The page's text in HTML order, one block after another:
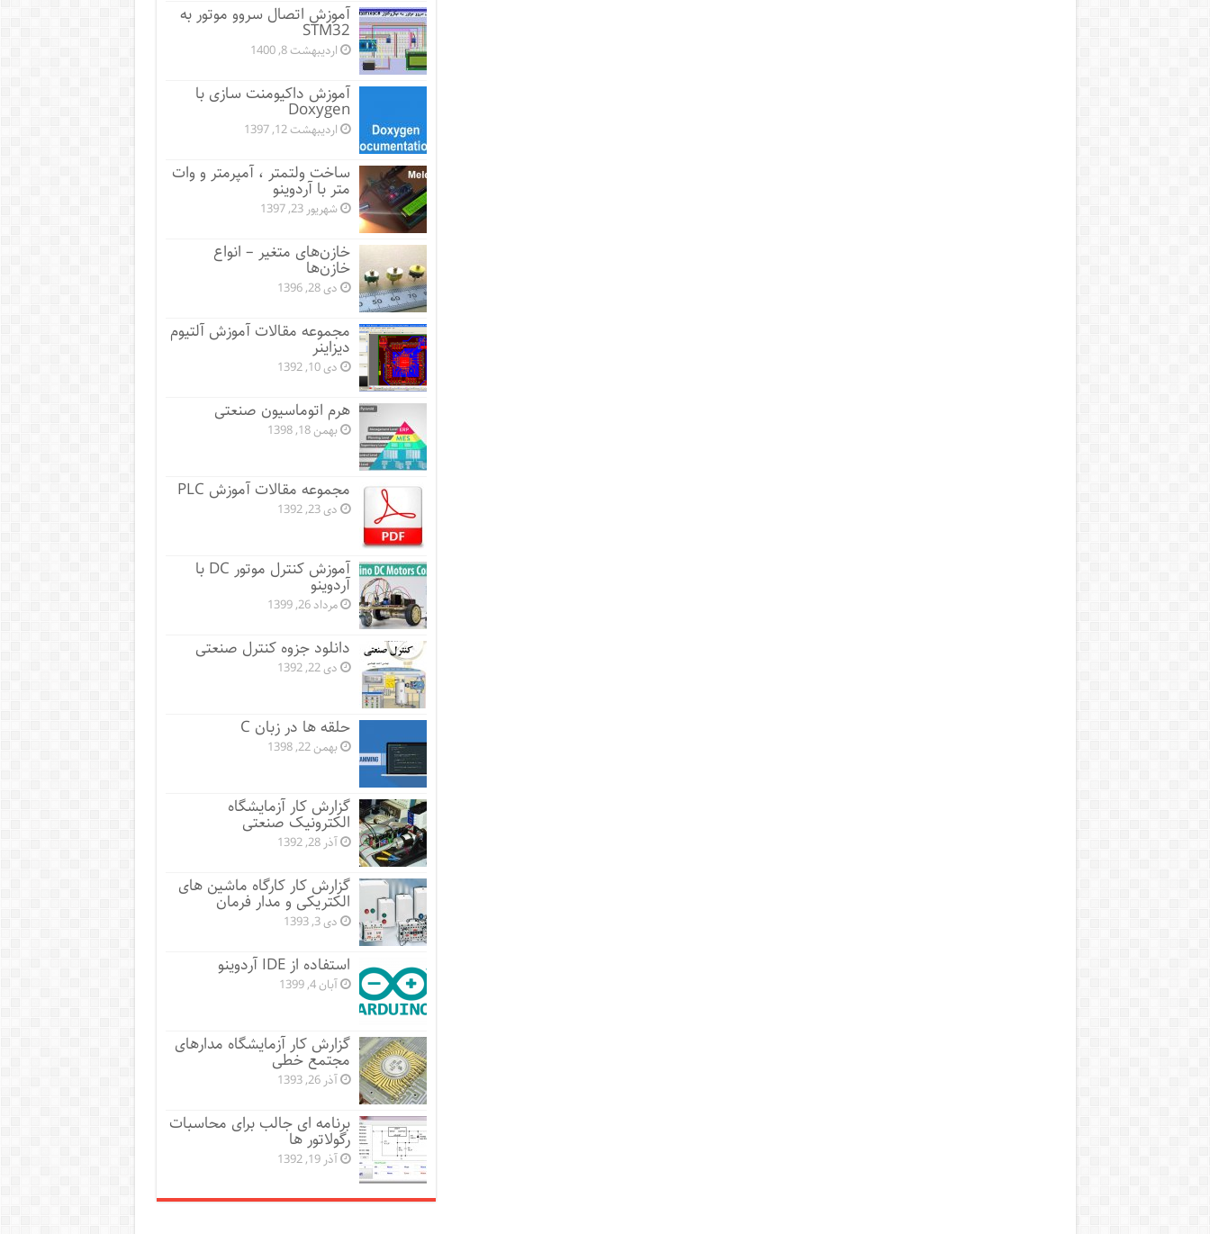
آموزش اتصال سروو موتور به
STM32
اردیبهشت 8, 1400
آموزش داکیومنت سازی با
Doxygen
اردیبهشت 12, 1397
ساخت ولتمتر ، آمپرمتر و وات
متر با آردوینو
شهریور 23, 1397
خازن‌های متغیر – انواع
خازن‌ها
دی 28, 1396
مجموعه مقالات آموزش آلتیوم
دیزاینر
دی 10, 1392
هرم اتوماسیون صنعتی
بهمن 18, 1398
مجموعه مقالات آموزش PLC
دی 23, 1392
آموزش کنترل موتور DC با
آردوینو
مرداد 26, 1399
دانلود جزوه کنترل صنعتی
دی 22, 1392
حلقه ها در زبان C
بهمن 22, 1398
گزارش کار آزمایشگاه
الکترونیک صنعتی
آذر 28, 1392
گزارش کار کارگاه ماشین های
الکتریکی و مدار فرمان
دی 3, 1393
استفاده از IDE آردوینو
آبان 4, 1399
گزارش کار آزمایشگاه مدارهای
مجتمع خطی
آذر 26, 1393
برنامه ای جالب برای محاسبات
رگولاتور ها
آذر 19, 1392